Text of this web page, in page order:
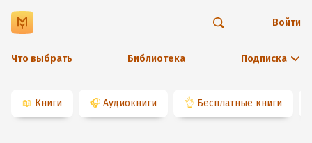
Что выбрать Библиотека Подписка
Войти
📖 Книги 🎧 Аудиокниги 👌 Бесплатные книги